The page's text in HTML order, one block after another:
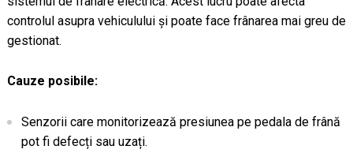
controlul asupra vehiculului și poate face frânarea mai greu de
gestionat.
Cauze posibile:
Senzorii care monitorizează presiunea pe pedala de frână
pot fi defecți sau uzați.